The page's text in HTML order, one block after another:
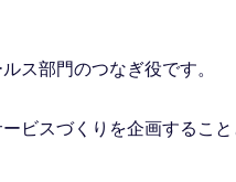
ス部門のつなぎ役です。
ビスづくりを企画するこ